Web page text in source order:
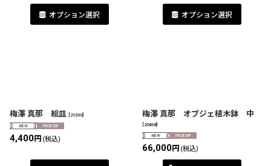
オプション選択 オプション選択
梅澤 真那 絵皿 21330]
4,400円 (税込)
梅澤 真那 オブジェ植木鉢 中
20438]
66,000円 (税込)